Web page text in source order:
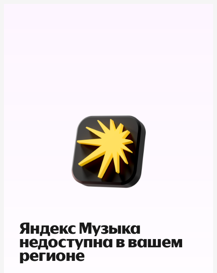
Яндекс Музыка
недоступна в вашем
регионе